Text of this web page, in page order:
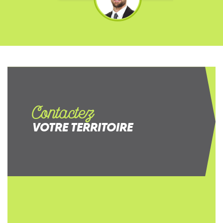
Contactez
VOTRE TERRITOIRE